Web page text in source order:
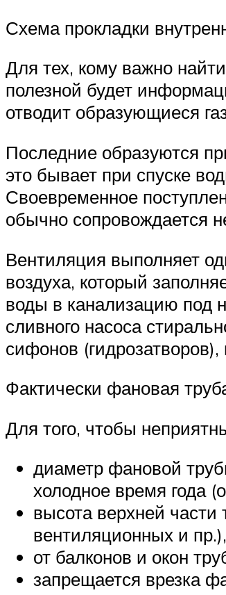
Схема прокладки
Для тех, кому важно
полезной будет
отводит образующиеся
Последние образуются
это бывает при спуске
Своевременное
обычно сопровождается
Вентиляция выполняет
воздуха, который
воды в канализацию под
сливного насоса
сифонов
Фактически фановая
Для того, чтобы
диаметр фановой
холодное время года
высота верхней
вентиляционных и пр.),
от балконов и окон
запрещается врезка